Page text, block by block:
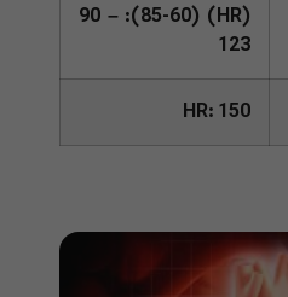
(HR) (85-60): 90 –
123
HR: 150